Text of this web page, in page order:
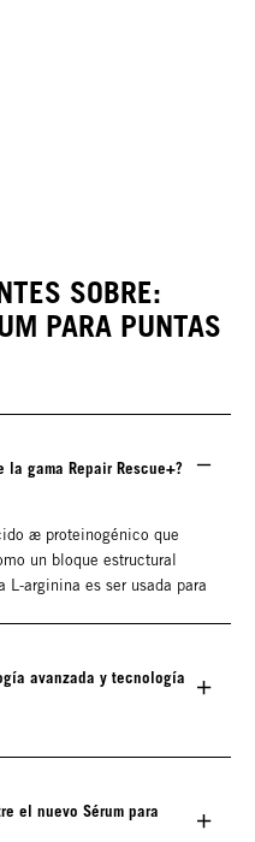
SOBRE:
PARA PUNTAS
gama Repair Rescue+?
æ proteinogénico que
un bloque estructural
arginina es ser usada para
avanzada y tecnología
el nuevo Sérum para